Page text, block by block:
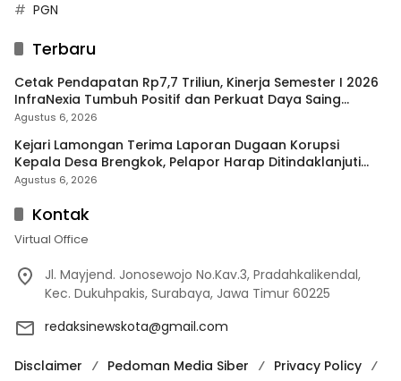
PGN
Terbaru
Cetak Pendapatan Rp7,7 Triliun, Kinerja Semester I 2026
InfraNexia Tumbuh Positif dan Perkuat Daya Saing
Industri Digital
Agustus 6, 2026
Kejari Lamongan Terima Laporan Dugaan Korupsi
Kepala Desa Brengkok, Pelapor Harap Ditindaklanjuti
Secara Profesional
Agustus 6, 2026
Kontak
Virtual Office
Jl. Mayjend. Jonosewojo No.Kav.3, Pradahkalikendal,
Kec. Dukuhpakis, Surabaya, Jawa Timur 60225
redaksinewskota@gmail.com
Disclaimer Pedoman Media Siber
Privacy Policy